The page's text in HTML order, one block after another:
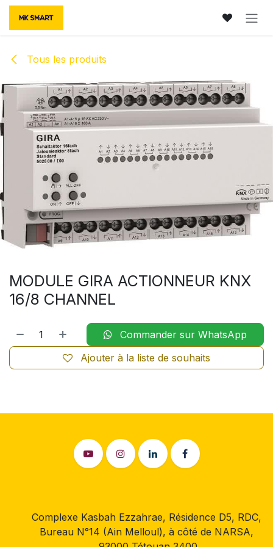
Se rendre au contenu
Tous les produits
MODULE GIRA ACTIONNEUR KNX
16/8 CHANNEL
Commander sur WhatsApp
Ajouter à la liste de souhaits
Complexe Kasbah Ezzahrae, Résidence D5, RDC,
Bureau N°14 (Ain Melloul), à côté de NARSA,